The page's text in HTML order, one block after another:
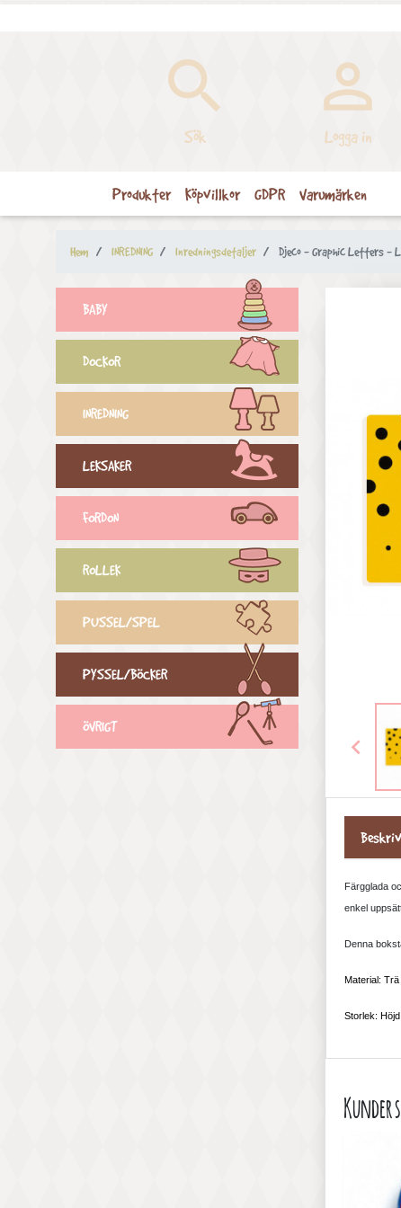

Sök

Logga in
Produkter Köpvillkor GDPR Varumärken
Hem INREDNING Inredningsdetaljer Djeco - Graphic Letters - L
BABY
DOCKOR
INREDNING
LEKSAKER
FORDON
ROLLEK
PUSSEL/SPEL
PYSSEL/BÖCKER
ÖVRIGT

Färgglada
enkel
Denna
Material: Trä
Storlek:
Kunder